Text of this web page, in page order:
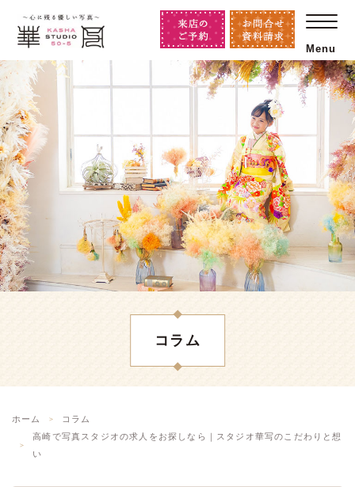
Menu
コラム
ホーム
コラム
高崎で写真スタジオの求人をお探しなら｜スタジオ華写のこだわりと想
い